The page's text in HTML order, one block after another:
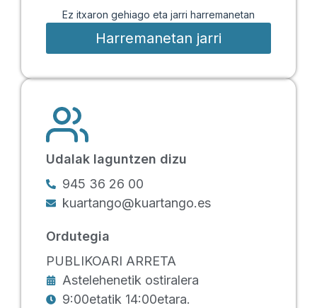
Ez itxaron gehiago eta jarri harremanetan
Harremanetan jarri
Udalak laguntzen dizu
945 36 26 00
kuartango@kuartango.es
Ordutegia
PUBLIKOARI ARRETA
Astelehenetik ostiralera
9:00etatik 14:00etara.